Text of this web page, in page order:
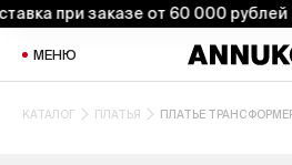
при заказе от 60 000 рублей
МЕНЮ
КАТАЛОГ ПЛАТЬЯ ПЛАТЬЕ